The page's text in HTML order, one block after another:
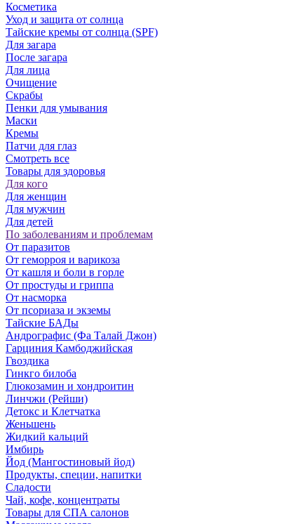
Косметика
Уход и защита от солнца
Тайские кремы от солнца (SPF)
Для загара
После загара
Для лица
Очищение
Скрабы
Пенки для умывания
Маски
Кремы
Патчи для глаз
Смотреть все
Товары для здоровья
Для кого
Для женщин
Для мужчин
Для детей
По заболеваниям и проблемам
От паразитов
Oт геморроя и варикоза
От кашля и боли в горле
От простуды и гриппа
От насморка
Oт псориаза и экземы
Тайские БАДы
Андрографис (Фа Талай Джон)
Гарциния Камбоджийская
Гвоздика
Гинкго билоба
Глюкозамин и хондроитин
Линчжи (Рейши)
Детокс и Клетчатка
Женьшень
Жидкий кальций
Имбирь
Йод (Мангостиновый йод)
Продукты, специи, напитки
Сладости
Чай, кофе, концентраты
Товары для СПА салонов